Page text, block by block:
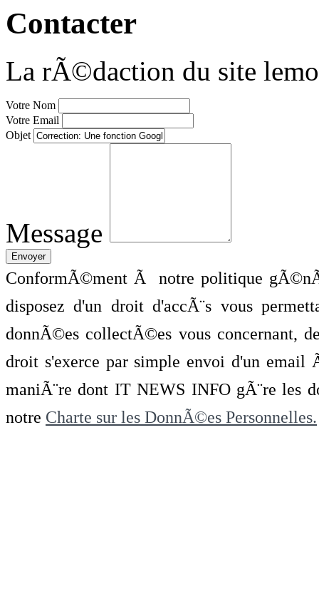
Contacter
La rÃ©daction du site
Votre Nom
Votre Email
Objet
Message
ConformÃ©ment Ã notre politique
disposez d'un droit d'accÃ¨s vous
donnÃ©es collectÃ©es vous concernant,
droit s'exerce par simple envoi d'un
maniÃ¨re dont IT NEWS INFO gÃ¨re les
notre Charte sur les DonnÃ©es Personnelles.